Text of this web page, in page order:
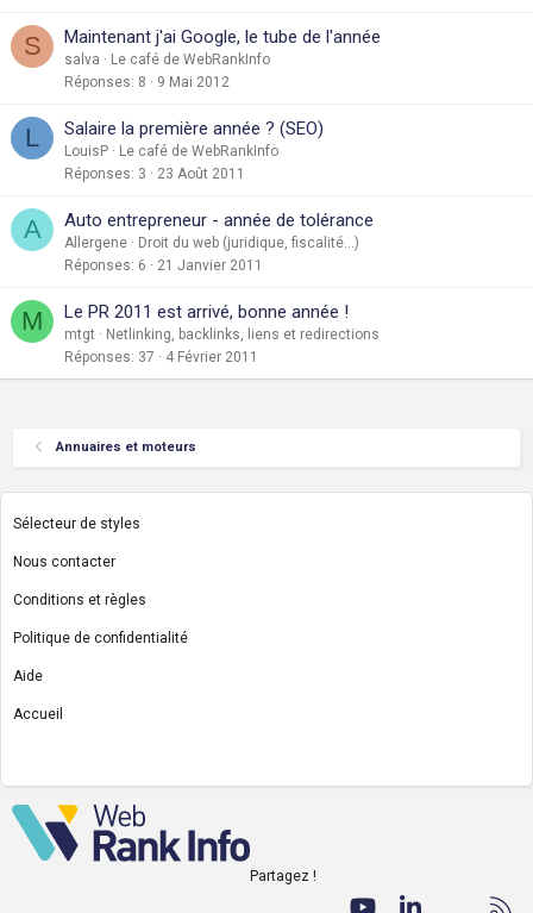
S Maintenant j'ai Google, le tube de l'année
salva
Le café de WebRankInfo
Réponses 8 9 Mai 2012
L Salaire la première année ? (SEO)
LouisP
Le café de WebRankInfo
Réponses 3 23 Août 2011
A Auto entrepreneur - année de tolérance
Allergene
Droit du web (juridique, fiscalité...)
Réponses 6 21 Janvier 2011
M Le PR 2011 est arrivé, bonne année !
mtgt
Netlinking, backlinks, liens et redirections
Réponses 37 4 Février 2011
Annuaires et moteurs
Sélecteur de styles
Nous contacter
Conditions et règles
Politique de confidentialité
Aide
Accueil
Partagez !
FacebookTwitter youtubeLinkedInNous